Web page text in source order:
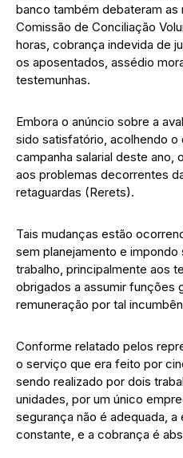
banco também debateram as
Comissão de Conciliação
horas, cobrança indevida de
os aposentados, assédio
testemunhas.
Embora o anúncio sobre a
sido satisfatório, acolhendo o
campanha salarial deste ano,
aos problemas decorrentes
retaguardas (Rerets).
Tais mudanças estão
sem planejamento e
trabalho, principalmente aos
obrigados a assumir funções
remuneração por tal
Conforme relatado pelos
o serviço que era feito por
sendo realizado por dois
unidades, por um único
segurança não é adequada,
constante, e a cobrança é